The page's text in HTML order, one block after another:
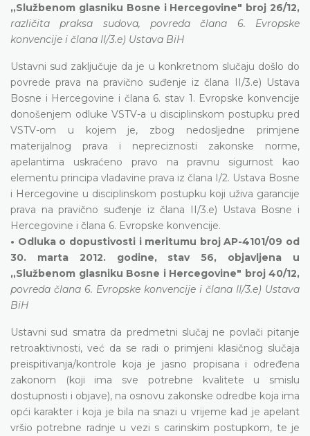
„Službenom glasniku Bosne i Hercegovine" broj 26/12,
različita praksa sudova, povreda člana 6. Evropske
konvencije i člana II/3.e) Ustava BiH
Ustavni sud zaključuje da je u konkretnom slučaju došlo do
povrede prava na pravično suđenje iz člana II/3.e) Ustava
Bosne i Hercegovine i člana 6. stav 1. Evropske konvencije
donošenjem odluke VSTV-a u disciplinskom postupku pred
VSTV-om u kojem je, zbog nedosljedne primjene
materijalnog prava i nepreciznosti zakonske norme,
apelantima uskraćeno pravo na pravnu sigurnost kao
elementu principa vladavine prava iz člana I/2. Ustava Bosne
i Hercegovine u disciplinskom postupku koji uživa garancije
prava na pravično suđenje iz člana II/3.e) Ustava Bosne i
Hercegovine i člana 6. Evropske konvencije.
• Odluka o dopustivosti i meritumu broj AP-4101/09 od
30. marta 2012. godine, stav 56, objavljena u
„Službenom glasniku Bosne i Hercegovine" broj 40/12,
povreda člana 6. Evropske konvencije i člana II/3.e) Ustava
BiH
Ustavni sud smatra da predmetni slučaj ne povlači pitanje
retroaktivnosti, već da se radi o primjeni klasičnog slučaja
preispitivanja/kontrole koja je jasno propisana i određena
zakonom (koji ima sve potrebne kvalitete u smislu
dostupnosti i objave), na osnovu zakonske odredbe koja ima
opći karakter i koja je bila na snazi u vrijeme kad je apelant
vršio potrebne radnje u vezi s carinskim postupkom, te je